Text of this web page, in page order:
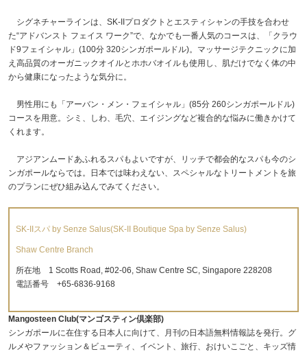
シグネチャーラインは、SK-IIプロダクトとエスティシャンの手技を合わせ
た“アドバンスト フェイス ワーク”で、なかでも一番人気のコースは、「クラウ
ド9フェイシャル」(100分 320シンガポールドル)。マッサージテクニックに加
え高品質のオーガニックオイルとホホバオイルも使用し、肌だけでなく体の中
から健康になったような気分に。
男性用にも「アーバン・メン・フェイシャル」(85分 260シンガポールドル)
コースを用意。シミ、しわ、毛穴、エイジングなど複合的な悩みに働きかけて
くれます。
アジアンムードあふれるスパもよいですが、リッチで都会的なスパも今のシ
ンガポールならでは。日本では味わえない、スペシャルなトリートメントを旅
のプランにぜひ組み込んでみてください。
SK-IIスパ by Senze Salus(SK-II Boutique Spa by Senze Salus)
Shaw Centre Branch
所在地 1 Scotts Road, #02-06, Shaw Centre SC, Singapore 228208
電話番号 +65-6836-9168
Mangosteen Club(マンゴスティン倶楽部)
シンガポールに在住する日本人に向けて、月刊の日本語無料情報誌を発行。グ
ルメやファッション＆ビューティ、イベント、旅行、おけいこごと、キッズ情